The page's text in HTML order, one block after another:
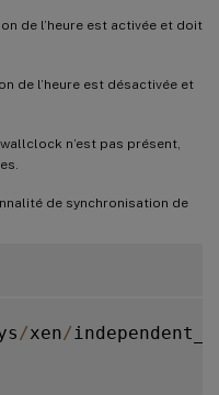
de l’heure est activée et doit
de l’heure est désactivée et
n’est pas présent,
de synchronisation de
/xen/